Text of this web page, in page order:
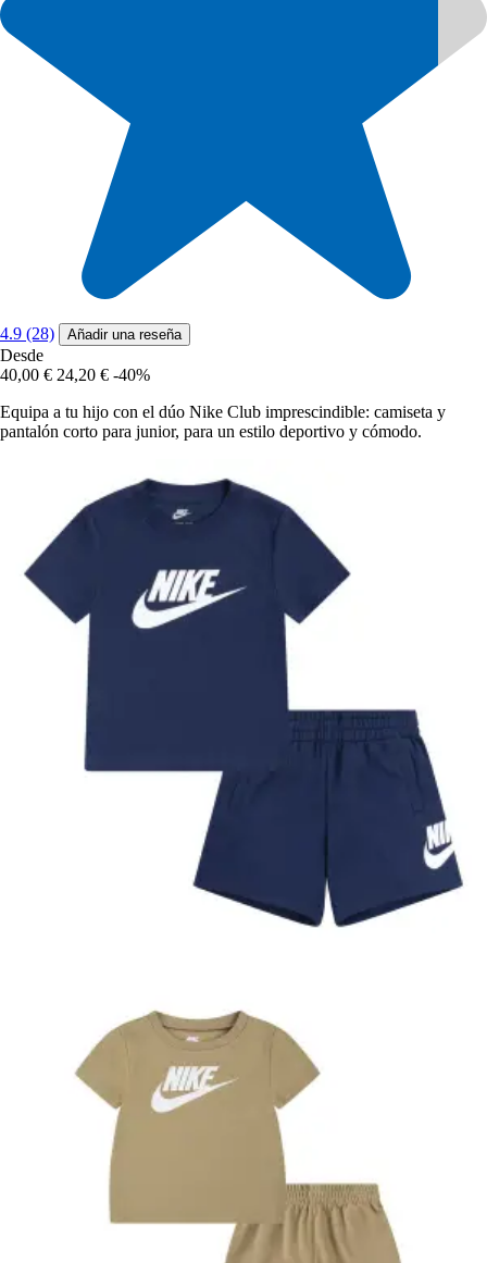
4.9 (28) Añadir una reseña
Desde
40,00 € 24,20 € -40%
Equipa a tu hijo con el dúo Nike Club imprescindible: camiseta y
pantalón corto para junior, para un estilo deportivo y cómodo.